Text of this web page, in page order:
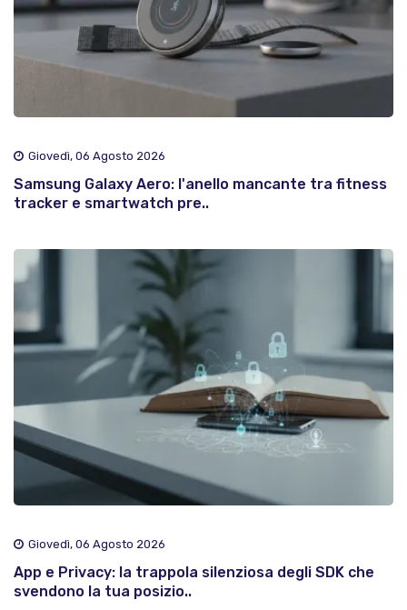
Giovedì, 06 Agosto 2026
Samsung Galaxy Aero: l'anello mancante tra fitness
tracker e smartwatch pre..
Giovedì, 06 Agosto 2026
App e Privacy: la trappola silenziosa degli SDK che
svendono la tua posizio..